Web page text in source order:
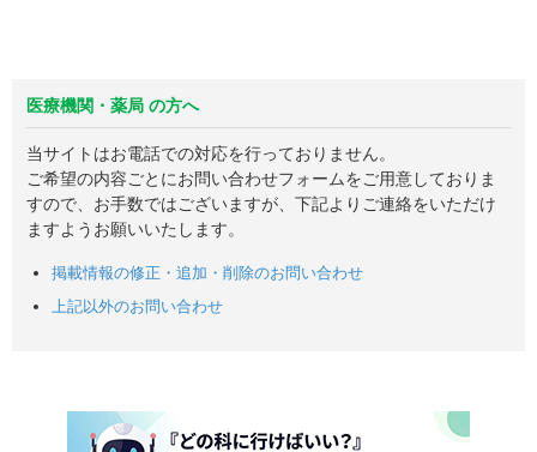
医療機関・薬局 の方へ
当サイトはお電話での対応を行っておりません。
ご希望の内容ごとにお問い合わせフォームをご用意しておりま
すので、お手数ではございますが、下記よりご連絡をいただけ
ますようお願いいたします。
掲載情報の修正・追加・削除のお問い合わせ
上記以外のお問い合わせ